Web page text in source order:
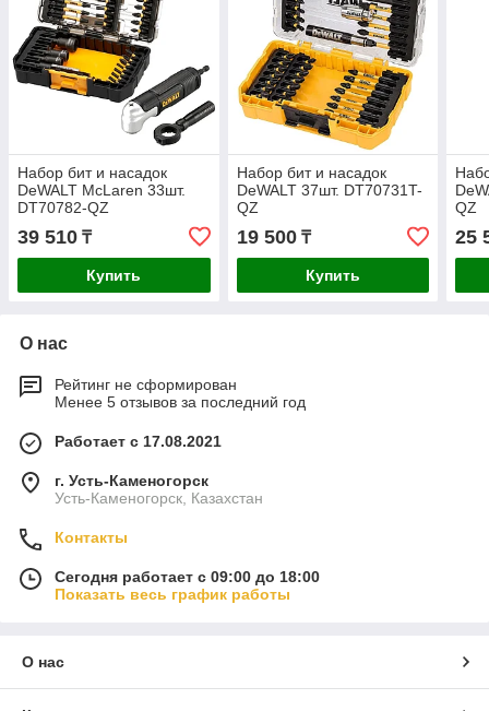
Набор бит и насадок
DeWALT McLaren 33шт.
DT70782-QZ
39 510 ₸
Купить
Набор бит и насадок
DeWALT 37шт. DT70731T-
QZ
19 500₸
Купить
QZ
25
О нас
Рейтинг не сформирован
Менее 5 отзывов за последний год
Работает с 17.08.2021
г. Усть-Каменогорск
Усть-Каменогорск, Казахстан
Контакты
Сегодня работает с 09:00 до 18:00
Показать весь график работы
О нас